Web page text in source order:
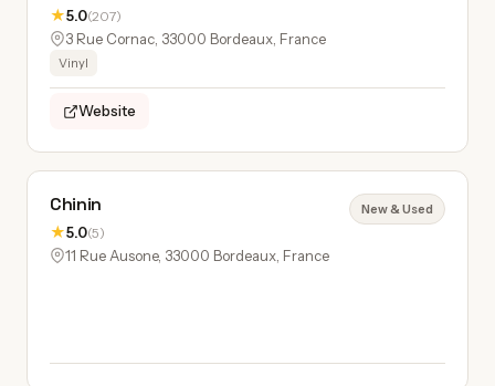
★5.0(207)
3 Rue Cornac, 33000 Bordeaux, France
Vinyl
Website
Chinin
★5.0(5)
New & Used
11 Rue Ausone, 33000 Bordeaux, France